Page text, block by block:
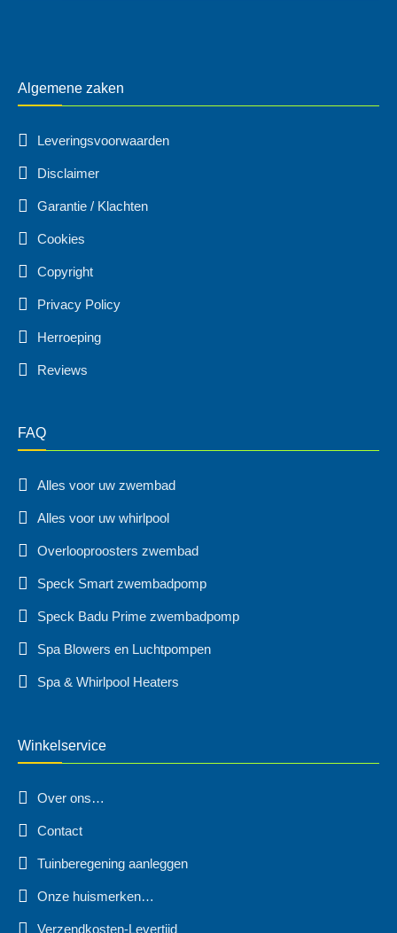
Algemene zaken
Leveringsvoorwaarden
Disclaimer
Garantie / Klachten
Cookies
Copyright
Privacy Policy
Herroeping
Reviews
FAQ
Alles voor uw zwembad
Alles voor uw whirlpool
Overlooproosters zwembad
Speck Smart zwembadpomp
Speck Badu Prime zwembadpomp
Spa Blowers en Luchtpompen
Spa & Whirlpool Heaters
Winkelservice
Over ons…
Contact
Tuinberegening aanleggen
Onze huismerken…
Verzendkosten-Levertijd